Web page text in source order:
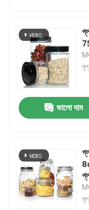
ভালো দাম